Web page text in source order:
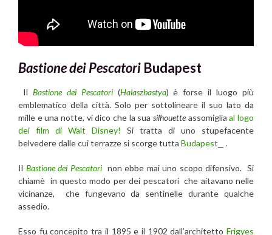
Bastione dei Pescatori Budapest
Il Bastione dei Pescatori(Halaszbastya) è forse il luogo più
emblematico della città. Solo per sottolineare il suo lato da
mille e una notte, vi dico che la sua silhouette assomigliaal logo
dei film di Walt Disney!
Si tratta di uno stupefacente
belvedere dalle cui terrazze si scorge tutta Budapest .
Il Bastione dei Pescatorinon ebbe mai uno scopo difensivo. Si
chiamè in questo modo per dei pescatori che aitavano nelle
vicinanze, che fungevano da sentinelle durante qualche
assedio.
Esso fu concepito tra il 1895 e il 1902 dall’architetto Frigyes